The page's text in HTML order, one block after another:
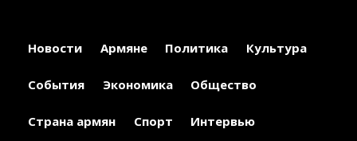
Новости Армяне Политика Культура
События Экономика Общество
Страна армян Спорт Интервью